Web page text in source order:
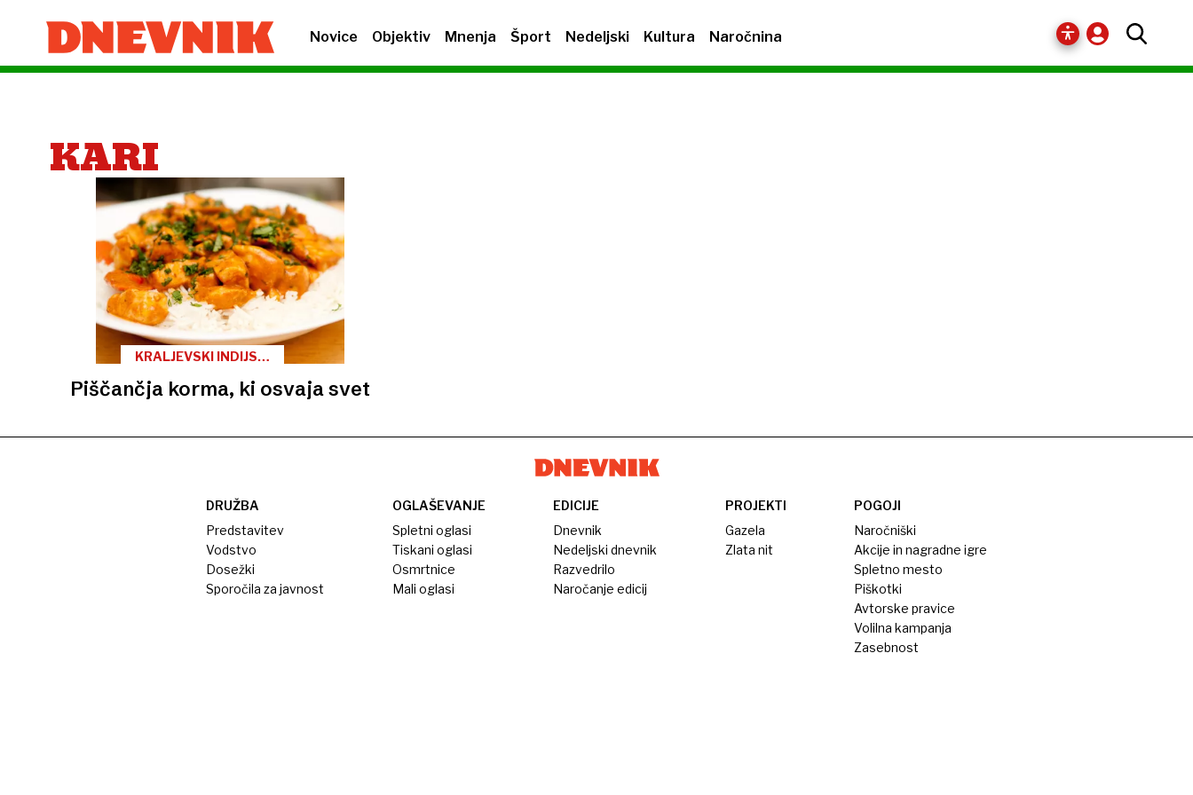
Novice Objektiv Mnenja Šport Nedeljski Kultura Naročnina
KARI
KRALJEVSKI INDIJSKI
Piščančja korma, ki osvaja svet
DRUŽBA
Predstavitev
Vodstvo
Dosežki
Sporočila za javnost
OGLAŠEVANJE
Spletni oglasi
Tiskani oglasi
Osmrtnice
Mali oglasi
EDICIJE
Dnevnik
Nedeljski dnevnik
Razvedrilo
Naročanje edicij
PROJEKTI
Gazela
Zlata nit
POGOJI
Naročniški
Akcije in nagradne igre
Spletno mesto
Piškotki
Avtorske pravice
Volilna kampanja
Zasebnost